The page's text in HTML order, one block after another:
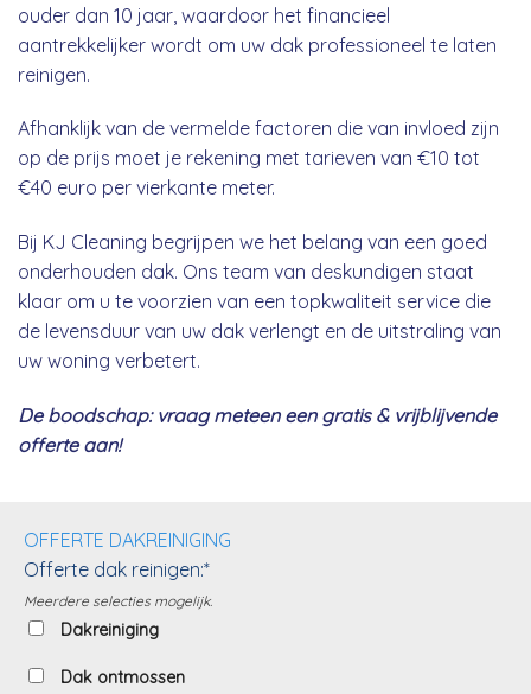
ouder dan 10 jaar, waardoor het financieel
aantrekkelijker wordt om uw dak professioneel te laten
reinigen.
Afhanklijk van de vermelde factoren die van invloed zijn
op de prijs moet je rekening met tarieven van €10 tot
€40 euro per vierkante meter.
Bij KJ Cleaning begrijpen we het belang van een goed
onderhouden dak. Ons team van deskundigen staat
klaar om u te voorzien van een topkwaliteit service die
de levensduur van uw dak verlengt en de uitstraling van
uw woning verbetert.
De boodschap: vraag meteen een gratis & vrijblijvende
offerte aan!
OFFERTE DAKREINIGING
Offerte dak reinigen:*
Meerdere selecties mogelijk.
Dakreiniging
Dak ontmossen